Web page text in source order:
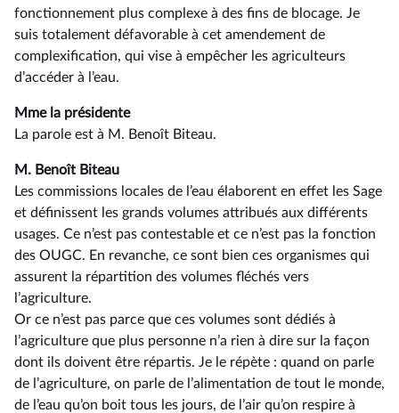
fonctionnement plus complexe à des fins de blocage. Je
suis totalement défavorable à cet amendement de
complexification, qui vise à empêcher les agriculteurs
d’accéder à l’eau.
Mme la présidente
La parole est à M. Benoît Biteau.
M. Benoît Biteau
Les commissions locales de l’eau élaborent en effet les Sage
et définissent les grands volumes attribués aux différents
usages. Ce n’est pas contestable et ce n’est pas la fonction
des OUGC. En revanche, ce sont bien ces organismes qui
assurent la répartition des volumes fléchés vers
l’agriculture.
Or ce n’est pas parce que ces volumes sont dédiés à
l’agriculture que plus personne n’a rien à dire sur la façon
dont ils doivent être répartis. Je le répète : quand on parle
de l’agriculture, on parle de l’alimentation de tout le monde,
de l’eau qu’on boit tous les jours, de l’air qu’on respire à